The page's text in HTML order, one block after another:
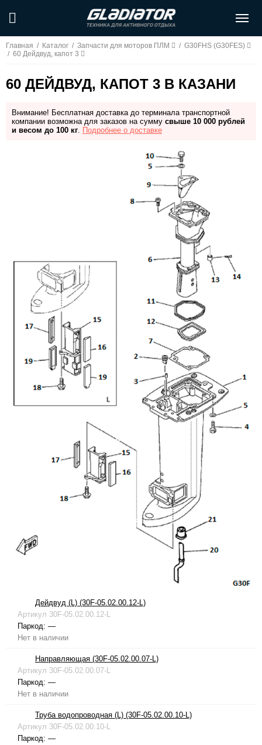
Главная / Каталог / Запчасти для моторов ПЛМ / G30FHS (G30FES)
/ 60 Дейдвуд, капот 3
60 ДЕЙДВУД, КАПОТ 3 В КАЗАНИ
Внимание! Бесплатная доставка до терминала транспортной
компании возможна для заказов на сумму свыше 10 000 рублей
и весом до 100 кг. Подробнее о доставке
Дейдвуд (L) (30F-05.02.00.12-L)
Артикул 30F-05.02.00.12-L
Паркод: —
Нет в наличии
Направляющая (30F-05.02.00.07-L)
Артикул 30F-05.02.00.07-L
Паркод: —
Нет в наличии
Труба водопроводная (L) (30F-05.02.00.10-L)
Артикул 30F-05.02.00.10-L
Паркод: —